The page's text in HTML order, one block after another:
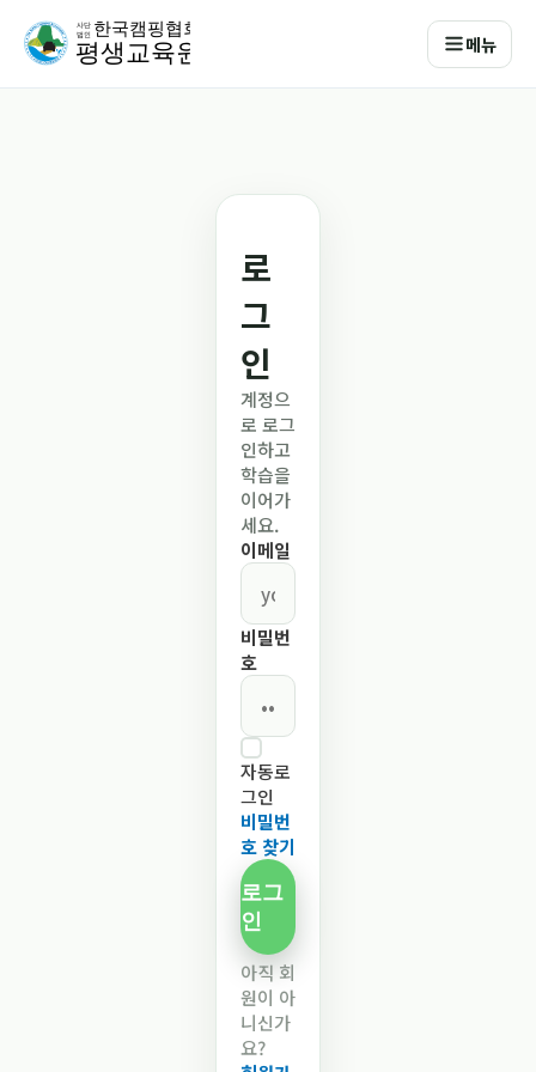
메뉴
로
그
인
계정으
로 로그
인하고
학습을
이어가
세요.
이메일
비밀번
호
자동로
그인
비밀번
호 찾기
로그
인
아직 회
원이 아
니신가
요?